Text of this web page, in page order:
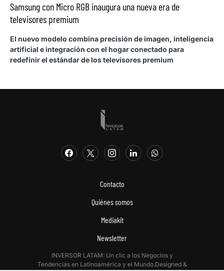
Samsung con Micro RGB inaugura una nueva era de
televisores premium
El nuevo modelo combina precisión de imagen, inteligencia
artificial e integración con el hogar conectado para
redefinir el estándar de los televisores premium
Contacto
Quiénes somos
Mediakit
Newsletter
INVERSOR LATAM: Un clic a los Negocios y
Tendencias en Latinoamérica y el Mundo.Designed &